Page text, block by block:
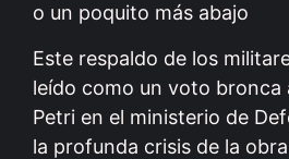
o un poquito más abajo
Este respaldo de los
leído como un voto bronca
Petri en el ministerio de
la profunda crisis de la